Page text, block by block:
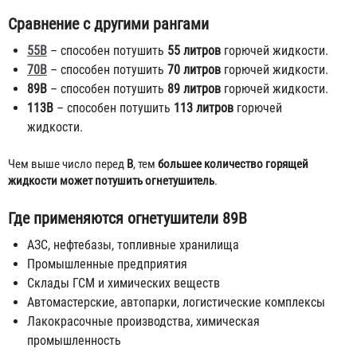
Сравнение с другими рангами
55В – способен потушить 55 литров горючей жидкости.
70В – способен потушить 70 литров горючей жидкости.
89В – способен потушить 89 литров горючей жидкости.
113В – способен потушить 113 литров горючей
жидкости.
Чем выше число перед В, тем большее количество горящей
жидкости может потушить огнетушитель.
Где применяются огнетушители 89В
АЗС, нефтебазы, топливные хранилища
Промышленные предприятия
Склады ГСМ и химических веществ
Автомастерские, автопарки, логистические комплексы
Лакокрасочные производства, химическая
промышленность